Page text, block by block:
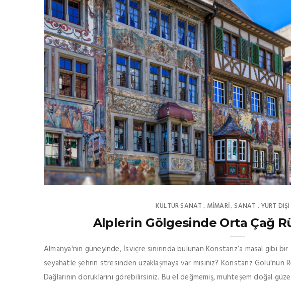
KÜLTÜR SANAT , MIMARI,SANAT , YURT
Alplerin Gölgesinde Orta Çağ
Almanya'nın güneyinde, İsviçre sınırında bulunan Konstanz’a masal gibi
seyahatle şehrin stresinden uzaklaşmaya var mısınız? Konstanz Gölü'nün
Dağlarının doruklarını görebilirsiniz. Bu el değmemiş, muhteşem doğal